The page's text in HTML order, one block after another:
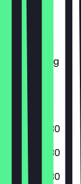
Dienstag
Mittwoch
Donnerstag
Samstag
Sonntag
10:00 - 20:30
10:00 - 20:30
10:00 - 20:30